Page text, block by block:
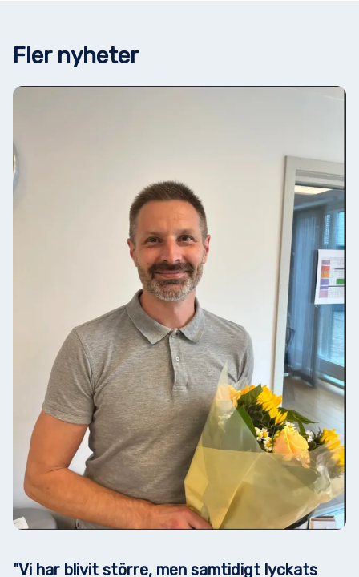
Fler nyheter
"Vi har blivit större, men samtidigt lyckats